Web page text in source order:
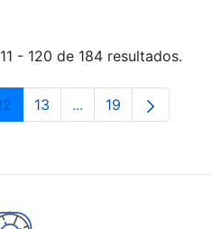
- 120 de 184 resultados.
Use pestaña para
PáxinaPáxina
13 ...PáxinasPáxina
19